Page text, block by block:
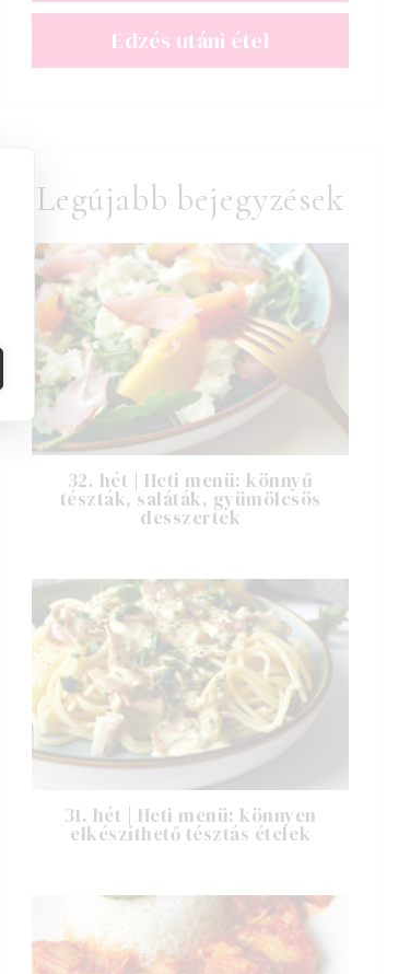
Edzés utáni étel
Legújabb bejegyzések
32. hét | Heti menü: könnyű
tészták, saláták, gyümölcsös
desszertek
31. hét | Heti menü: könnyen
elkészíthető tésztás ételek